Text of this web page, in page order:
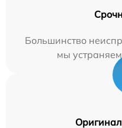
Большинство
мы